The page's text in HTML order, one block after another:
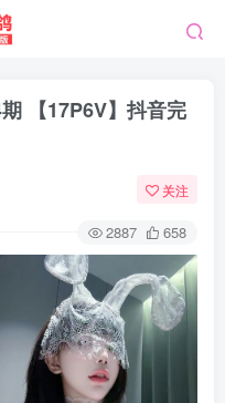
【17P6V】抖音完
关注
2887 658